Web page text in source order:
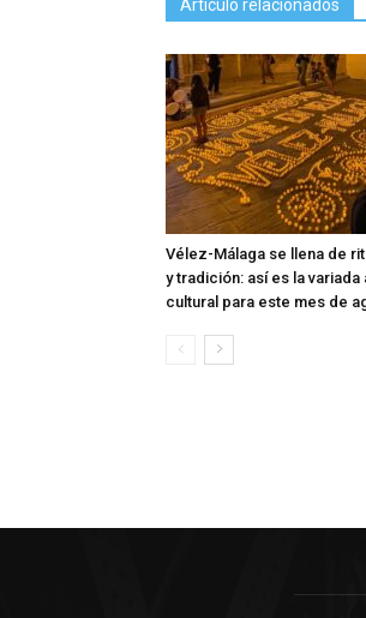
Artículo relacionados
Vélez-Málaga se llena de
y tradición: así es la variada
cultural para este mes de